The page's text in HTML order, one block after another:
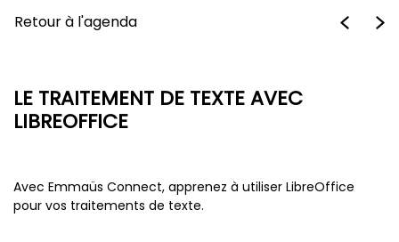
Retour à l'agenda
LE TRAITEMENT DE TEXTE AVEC
LIBREOFFICE
Avec Emmaüs Connect, apprenez à utiliser LibreOffice
pour vos traitements de texte.